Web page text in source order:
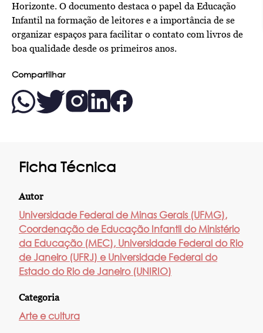
Ficha Técnica
Autor
Universidade Federal de Minas Gerais (UFMG),
Coordenação de Educação Infantil do Ministério
da Educação (MEC), Universidade Federal do Rio
de Janeiro (UFRJ) e Universidade Federal do
Estado do Rio de Janeiro (UNIRIO)
Categoria
Arte e cultura
Horizonte. O documento destaca o papel da Educação
Infantil na formação de leitores e a importância de se
organizar espaços para facilitar o contato com livros de
boa qualidade desde os primeiros anos.
Compartilhar